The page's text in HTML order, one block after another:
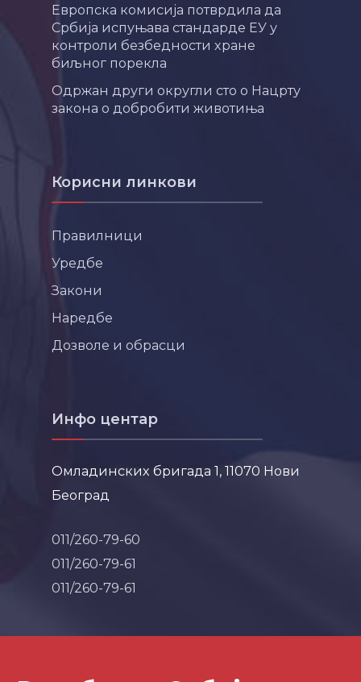
Европска комисија потврдила да
Србија испуњава стандарде ЕУ у
контроли безбедности хране
биљног порекла
Одржан други округли сто о Нацрту
закона о добробити животиња
Корисни линкови
Правилници
Уредбе
Закони
Наредбе
Дозволе и обрасци
Инфо центар
Омладинских бригада 1, 11070 Нови
Београд
011/260-79-60
011/260-79-61
011/260-79-61